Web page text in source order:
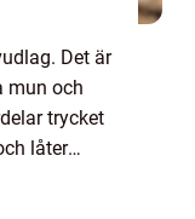
Det är
mun och
trycket
låter